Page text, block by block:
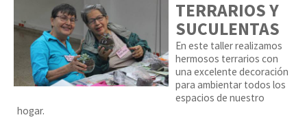
TERRARIOS Y
SUCULENTAS
En este taller realizamos
hermosos terrarios con
una excelente decoración
para ambientar todos los
espacios de nuestro
hogar.